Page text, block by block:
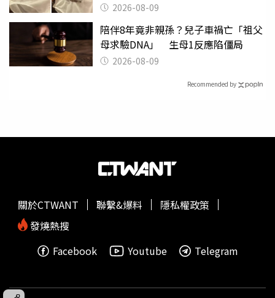
2026-08-09
陪伴8年竟非親孫？兒子車禍亡「祖父
母求驗DNA」 生母1反應陷僵局
2026-08-09
Recommended by
關於CTWANT 聯繫&爆料
隱私權政策
發燒熱搜
Facebook
Youtube Telegram